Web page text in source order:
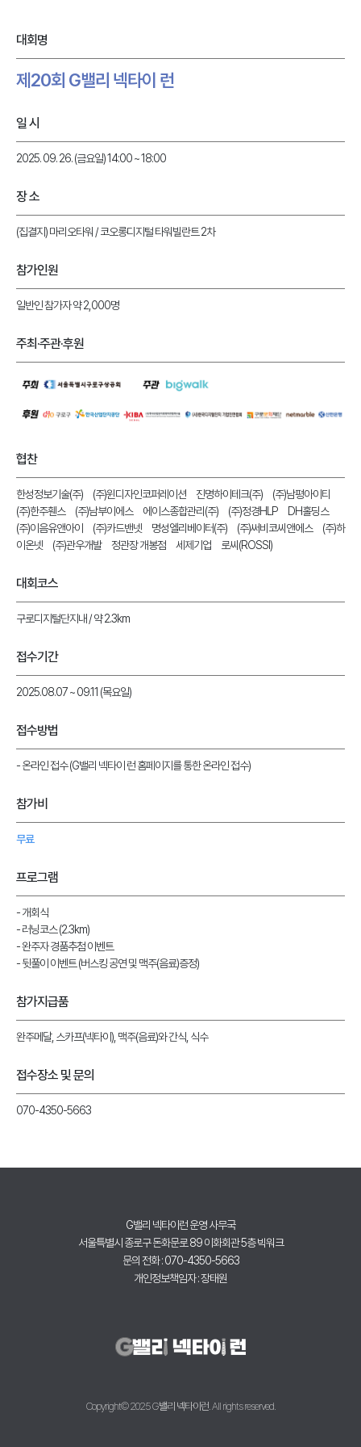
대회명
제20회 G밸리 넥타이 런
일 시
2025. 09. 26. (금요일) 14:00 ~ 18:00
장 소
(집결지) 마리오타워 / 코오롱디지털 타워빌란트 2차
참가인원
일반인 참가자 약 2,000명
주최·주관·후원
협찬
한성정보기술(주) (주)윈디자인코퍼레이션 진명하이테크(주)
(주)남평아이티
(주)한주휀스
(주)남부이에스 에이스종합관리(주) (주)정경HLP
DH홀딩스
(주)이음유앤아이
(주)카드밴넷 명성엘리베이터(주) (주)써비코씨앤에스
(주)하
이온넷
(주)관우개발 정관장 개봉점 세제기업 로씨(ROSSI)
대회코스
구로디지털단지내 / 약 2.3km
접수기간
2025.08.07 ~ 09.11 (목요일)
접수방법
- 온라인 접수 (G밸리 넥타이 런 홈페이지를 통한 온라인 접수)
참가비
무료
프로그램
- 개회식
- 러닝코스 (2.3km)
- 완주자 경품추첨 이벤트
- 뒷풀이 이벤트 (버스킹 공연 및 맥주(음료)증정)
참가지급품
완주메달, 스카프(넥타이), 맥주(음료)와 간식, 식수
접수장소 및 문의
070-4350-5663
G밸리 넥타이런 운영 사무국
서울특별시 종로구 돈화문로 89 이화회관 5층 빅워크
문의 전화 : 070-4350-5663
개인정보책임자 : 장태원
Copyright© 2025 G밸리 넥타이런. All rights reserved.